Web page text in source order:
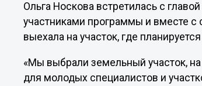
Ольга Носкова встретилась с
участниками программы и вместе
выехала на участок, где
«Мы выбрали земельный участок,
для молодых специалистов и